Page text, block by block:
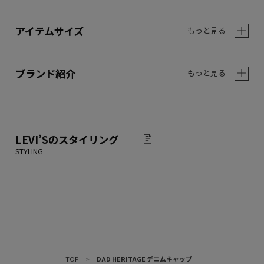
アイテムサイズ もっと見る
ブランド紹介 もっと見る
LEVI’Sのスタイリング
TOP > DAD HERITAGE デニムキャップ